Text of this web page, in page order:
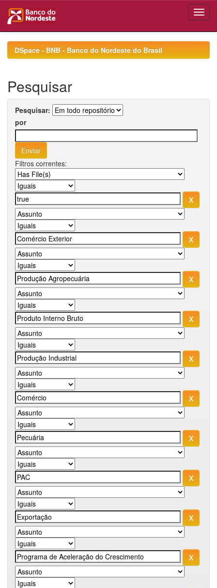
navigationDSpace - BNB - Banco do Nordeste do Brasil
Pesquisar
Pesquisar:
por
Filtros correntes: